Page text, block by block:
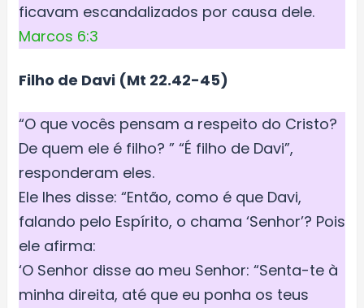
ficavam escandalizados por causa dele.
Marcos 6:3
Filho de Davi (Mt 22.42-45)
“O que vocês pensam a respeito do Cristo?
De quem ele é filho? ” “É filho de Davi”,
responderam eles.
Ele lhes disse: “Então, como é que Davi,
falando pelo Espírito, o chama ‘Senhor’? Pois
ele afirma:
‘O Senhor disse ao meu Senhor: “Senta-te à
minha direita, até que eu ponha os teus